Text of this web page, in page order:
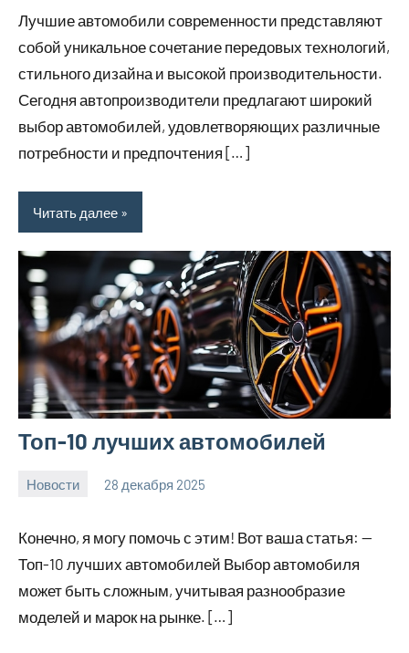
Лучшие автомобили современности представляют
собой уникальное сочетание передовых технологий,
стильного дизайна и высокой производительности.
Сегодня автопроизводители предлагают широкий
выбор автомобилей, удовлетворяющих различные
потребности и предпочтения […]
Читать далее
Топ-10 лучших автомобилей
Новости 28 декабря 2025
Конечно, я могу помочь с этим! Вот ваша статья: —
Топ-10 лучших автомобилей Выбор автомобиля
может быть сложным, учитывая разнообразие
моделей и марок на рынке. […]